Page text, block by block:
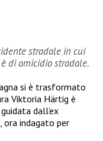
stradale in cui
di omicidio stradale.
si è trasformato
Viktoria Härtig è
dall’ex
, ora indagato per